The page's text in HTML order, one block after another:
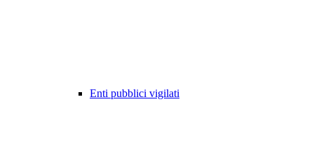
Enti pubblici vigilati